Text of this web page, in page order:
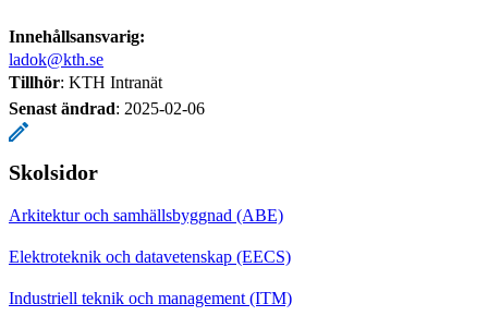
Innehållsansvarig:
ladok@kth.se
Tillhör: KTH Intranät
Senast ändrad: 2025-02-06
Skolsidor
Arkitektur och samhällsbyggnad (ABE)
Elektroteknik och datavetenskap (EECS)
Industriell teknik och management (ITM)